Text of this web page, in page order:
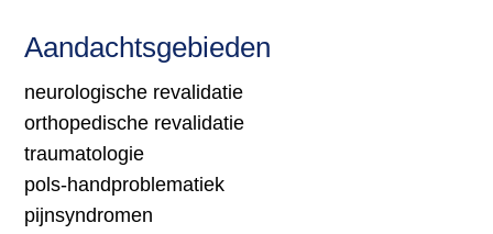
Aandachtsgebieden
neurologische revalidatie
orthopedische revalidatie
traumatologie
pols-handproblematiek
pijnsyndromen